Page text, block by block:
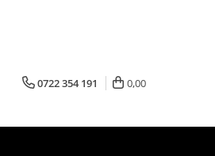
0722 354 191 0,00